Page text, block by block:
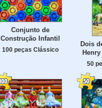
Conjunto de
Construção Infantil
100 peças Clássico
Dois
50